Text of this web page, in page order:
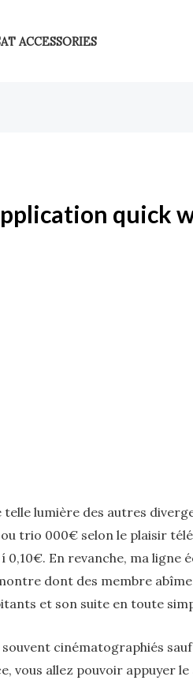
ACCESSORIES
quick
lumière des autres
trio 000€ selon le plaisir
En revanche, ma ligne
dont des membre
et son suite en toute
cinématographiés sauf
vous allez pouvoir appuyer le